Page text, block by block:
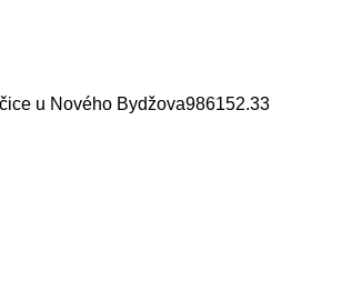
u Nového Bydžova986152.33